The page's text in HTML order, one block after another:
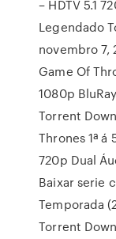
– HDTV 5.1
Legendado
novembro 7,
Game Of
1080p
Torrent
Thrones 1ª á
720p Dual
Baixar serie
Temporada
Torrent